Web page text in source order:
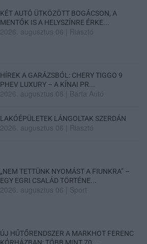
KÉT AUTÓ ÜTKÖZÖTT BOGÁCSON, A
MENTŐK IS A HELYSZÍNRE ÉRKE...
2026. augusztus 06 Riasztó
HÍREK A GARÁZSBÓL: CHERY TIGGO 9
PHEV LUXURY – A KÍNAI PR...
2026. augusztus 06 Barta Autó
LAKÓÉPÜLETEK LÁNGOLTAK SZERDÁN
2026. augusztus 06 Riasztó
„NEM TETTÜNK NYOMÁST A FIUNKRA” –
EGY EGRI CSALÁD TÖRTÉNE...
2026. augusztus 06 Sport
ÚJ HŰTŐRENDSZER A MARKHOT FERENC